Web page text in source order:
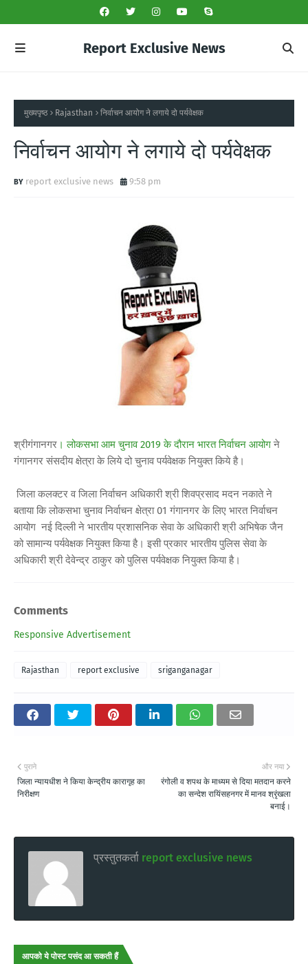
Report Exclusive News
मुख्यपृष्ठ Rajasthan निर्वाचन आयोग ने लगाये दो पर्यवेक्षक
निर्वाचन आयोग ने लगाये दो पर्यवेक्षक
report exclusive news 9:58 pm
श्रीगंगानगर । लोकसभा आम चुनाव 2019 के दौरान भारत निर्वाचन आयोग ने
गंगानगर संसदीय क्षेत्रा के लिये दो चुनाव पर्यवेक्षक नियुक्त किये है।
जिला कलक्टर व जिला निर्वाचन अधिकारी श्री शिवप्रसाद मदन नकाते ने
बताया कि लोकसभा चुनाव निर्वाचन क्षेत्रा 01 गंगानगर के लिए भारत निर्वाचन
आयोग नई दिल्ली ने भारतीय प्रशासनिक सेवा के अधिकारी श्री अभिषेक जैन
को सामान्य पर्यवेक्षक नियुक्त किया है। इसी प्रकार भारतीय पुलिस सेवा के
अधिकारी श्री देवेन्द्र ठाकुर को पुलिस पर्यवेक्षक नियुक्त किया है।
Comments
Responsive Advertisement
Rajasthan report exclusive sriganganagar
और नया
रंगोली व शपथ के माध्यम से दिया मतदान करने
का सन्देश रायिंसहनगर में मानव श्रृंखला
बनाई।
पुराने
जिला न्यायधीश ने किया केन्द्रीय कारागृह का
निरीक्षण
प्रस्तुतकर्ता report exclusive news
आपको ये पोस्ट पसंद आ सकती हैं